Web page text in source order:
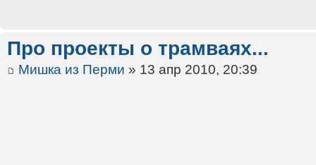
Про проекты о трамваях...
Мишка из Перми » 13 апр 2010, 20:39